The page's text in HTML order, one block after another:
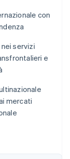
con
servizi
e
mercati